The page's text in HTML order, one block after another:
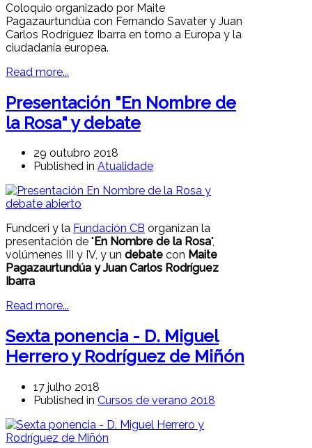
Coloquio organizado por Maite
Pagazaurtundúa con Fernando Savater y Juan
Carlos Rodríguez Ibarra en torno a Europa y la
ciudadanía europea.
Read more...
Presentación "En Nombre de
la Rosa" y debate
29 outubro 2018
Published in Atualidade
Fundceri y la Fundación CB organizan la
presentación de " En Nombre de la Rosa",
volúmenes III y IV, y un debate con Maite
Pagazaurtundúa y Juan Carlos Rodríguez
Ibarra
Read more...
Sexta ponencia - D. Miguel
Herrero y Rodríguez de Miñón
17 julho 2018
Published in Cursos de verano 2018